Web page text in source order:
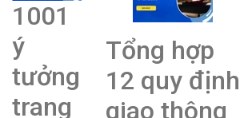
1001
ý
tưởng
trang
Tổng hợp
12 quy định
giao thông